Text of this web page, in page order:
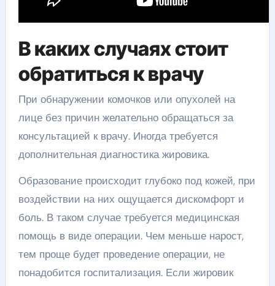
В каких случаях стоит
обратиться к врачу
При обнаружении комочков или опухолей на
лице без причин желательно обращаться за
консультацией к врачу. Иногда требуется
дополнительная диагностика жировика.
Образование происходит глубоко под кожей, при
воздействии на них ощущается дискомфорт и
боль. В таком случае требуется медицинская
помощь в виде операции. Чем меньше нарост,
тем проще будет проведение операции, не
понадобится госпитализация. Если жировик